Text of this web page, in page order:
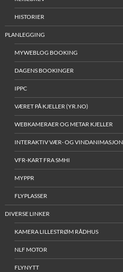
HISTORIER
PLANLEGGING
MYWEBLOG BOOKING
DAGENS BOOKINGER
IPPC
VÆRET PÅ KJELLER (YR.NO)
WEBKAMERAER OG METAR KJELLER
INTERAKTIV VÆR- OG VINDANIMASJON
VFR-KART FRA SMHI
MYPPR
FLYPLASSER
DIVERSE LINKER
KAMERA LILLESTRØM RÅDHUS
NLF MOTOR
FLYNYTT